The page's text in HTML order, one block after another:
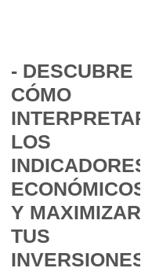
- DESCUBRE
CÓMO
INTERPRETAR
LOS
INDICADORES
ECONÓMICOS
Y MAXIMIZAR
TUS
INVERSIONES